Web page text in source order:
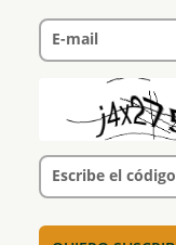
E-mail
Escribe el código